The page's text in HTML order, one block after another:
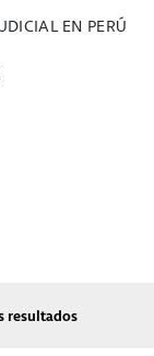
EN PERÚ
resultados